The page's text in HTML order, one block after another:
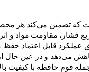
تضمین می‌کند هر
فشار، مقاومت مواد و
می‌دهد و در عین
فوم حافظه با کیفیت